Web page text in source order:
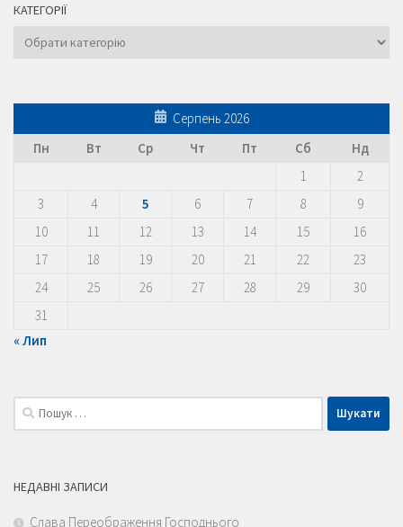
КАТЕГОРІЇ
Категорії
Серпень 2026
Пн
Вт Ср Чт Пт Сб
Нд
1
2
3
4 5 6 7 8
9
10
11 12 13 14 15
16
17
18 19 20 21 22
23
24
25 26 27 28 29
30
31
« Лип
Пошук:
НЕДАВНІ ЗАПИСИ
Слава Переображення Господнього